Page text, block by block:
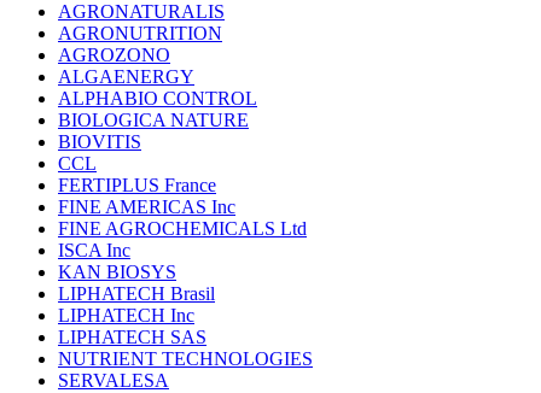
AGRONATURALIS
AGRONUTRITION
AGROZONO
ALGAENERGY
ALPHABIO CONTROL
BIOLOGICA NATURE
BIOVITIS
CCL
FERTIPLUS France
FINE AMERICAS Inc
FINE AGROCHEMICALS Ltd
ISCA Inc
KAN BIOSYS
LIPHATECH Brasil
LIPHATECH Inc
LIPHATECH SAS
NUTRIENT TECHNOLOGIES
SERVALESA